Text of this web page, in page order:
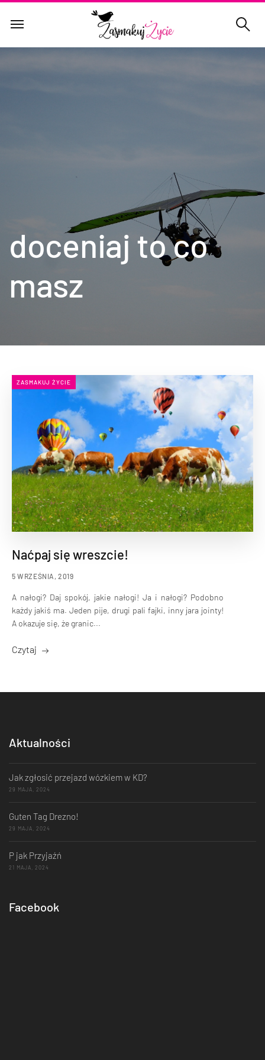
doceniaj to co
masz
ZASMAKUJ ŻYCIE
Naćpaj się wreszcie!
5 WRZEŚNIA, 2019
A nałogi? Daj spokój, jakie nałogi! Ja i nałogi? Podobno
każdy jakiś ma. Jeden pije, drugi pali fajki, inny jara jointy!
A okazuje się, że granic...
Czytaj
Aktualności
Jak zgłosić przejazd wózkiem w KD?
29 MAJA, 2024
Guten Tag Drezno!
29 MAJA, 2024
P jak Przyjaźń
21 MAJA, 2024
Facebook